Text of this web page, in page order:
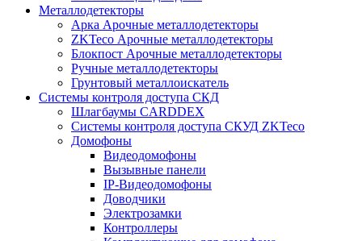
Металлодетекторы
Арка Арочные металлодетекторы
ZKTeco Арочные металлодетекторы
Блокпост Арочные металлодетекторы
Ручные металлодетекторы
Грунтовый металлоискатель
Системы контроля доступа СКД
Шлагбаумы CARDDEX
Системы контроля доступа СКУД ZKTeco
Домофоны
Видеодомофоны
Вызывные панели
IP-Видеодомофоны
Доводчики
Электрозамки
Контроллеры